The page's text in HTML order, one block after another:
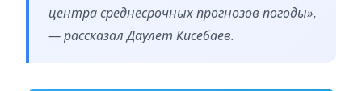
центра среднесрочных прогнозов погоды»,
— рассказал Даулет Кисебаев.